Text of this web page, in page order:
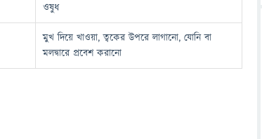
ওষুধ
মুখ দিয়ে খাওয়া, ত্বকের উপরে লাগানো, যোনি বা
মলদ্বারে প্রবেশ করানো